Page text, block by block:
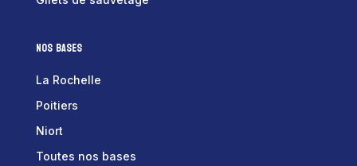
Nos bases
La Rochelle
Poitiers
Niort
Toutes nos bases